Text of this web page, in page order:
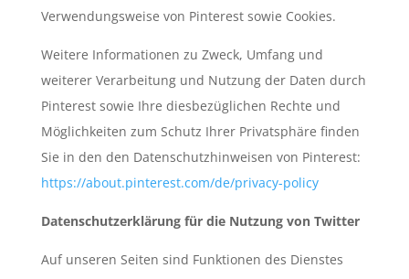
Verwendungsweise von Pinterest sowie Cookies.
Weitere Informationen zu Zweck, Umfang und
weiterer Verarbeitung und Nutzung der Daten durch
Pinterest sowie Ihre diesbezüglichen Rechte und
Möglichkeiten zum Schutz Ihrer Privatsphäre finden
Sie in den den Datenschutzhinweisen von Pinterest:
https://about.pinterest.com/de/privacy-policy
Datenschutzerklärung für die Nutzung von Twitter
Auf unseren Seiten sind Funktionen des Dienstes